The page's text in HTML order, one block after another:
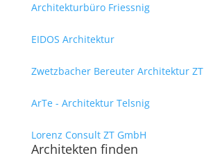
Architekturbüro Friessnig
EIDOS Architektur
Zwetzbacher Bereuter Architektur ZT
ArTe - Architektur Telsnig
Lorenz Consult ZT GmbH
Architekten finden